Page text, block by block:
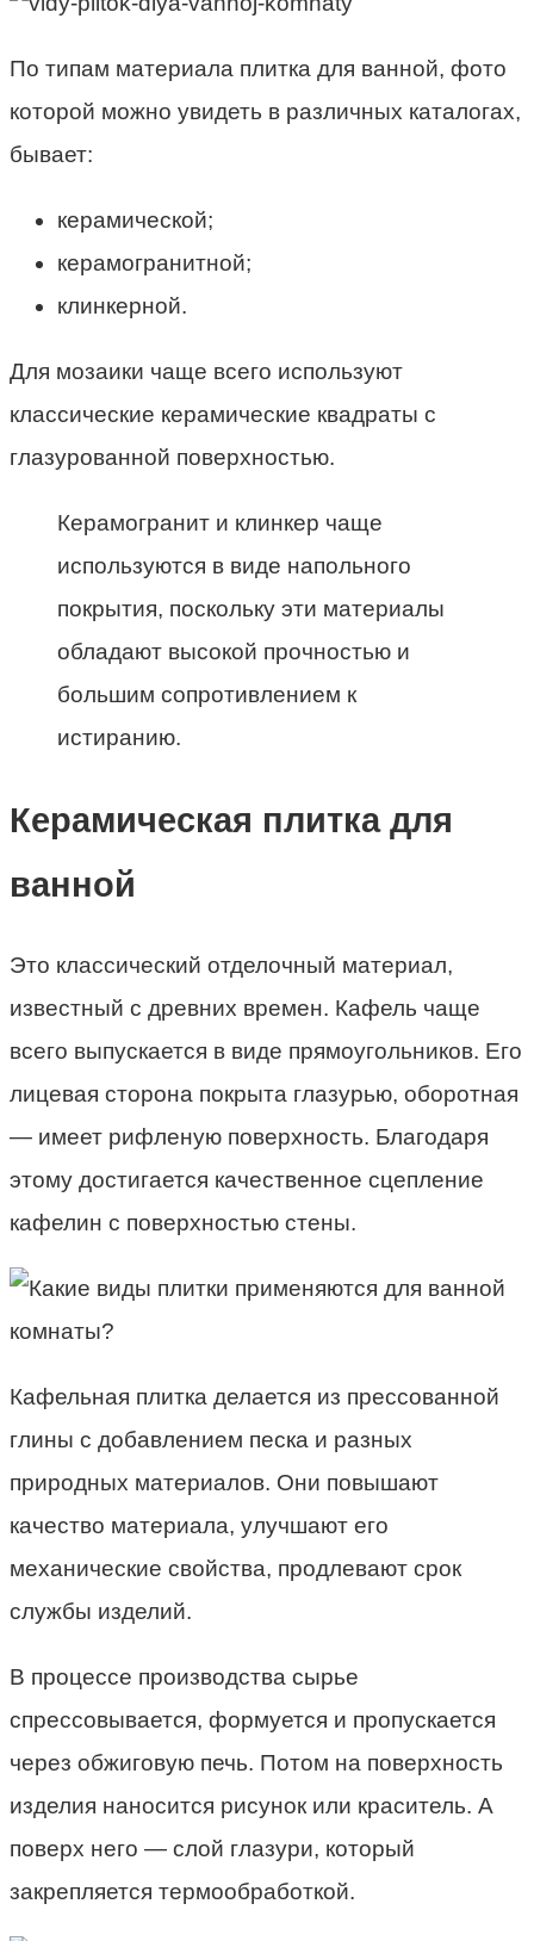
По типам материала плитка для ванной, фото
которой можно увидеть в различных каталогах,
бывает:
керамической;
керамогранитной;
клинкерной.
Для мозаики чаще всего используют
классические керамические квадраты с
глазурованной поверхностью.
Керамогранит и клинкер чаще
используются в виде напольного
покрытия, поскольку эти материалы
обладают высокой прочностью и
большим сопротивлением к
истиранию.
Керамическая плитка для
ванной
Это классический отделочный материал,
известный с древних времен. Кафель чаще
всего выпускается в виде прямоугольников. Его
лицевая сторона покрыта глазурью, оборотная
— имеет рифленую поверхность. Благодаря
этому достигается качественное сцепление
кафелин с поверхностью стены.
Кафельная плитка делается из прессованной
глины с добавлением песка и разных
природных материалов. Они повышают
качество материала, улучшают его
механические свойства, продлевают срок
службы изделий.
В процессе производства сырье
спрессовывается, формуется и пропускается
через обжиговую печь. Потом на поверхность
изделия наносится рисунок или краситель. А
поверх него — слой глазури, который
закрепляется термообработкой.